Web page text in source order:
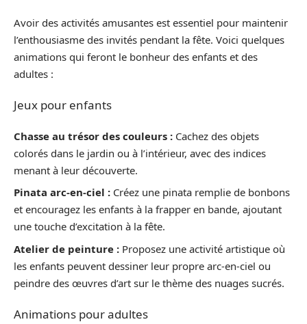
Avoir des activités amusantes est essentiel pour maintenir
l’enthousiasme des invités pendant la fête. Voici quelques
animations qui feront le bonheur des enfants et des
adultes :
Jeux pour enfants
Chasse au trésor des couleurs : Cachez des objets
colorés dans le jardin ou à l’intérieur, avec des indices
menant à leur découverte.
Pinata arc-en-ciel : Créez une pinata remplie de bonbons
et encouragez les enfants à la frapper en bande, ajoutant
une touche d’excitation à la fête.
Atelier de peinture : Proposez une activité artistique où
les enfants peuvent dessiner leur propre arc-en-ciel ou
peindre des œuvres d’art sur le thème des nuages sucrés.
Animations pour adultes